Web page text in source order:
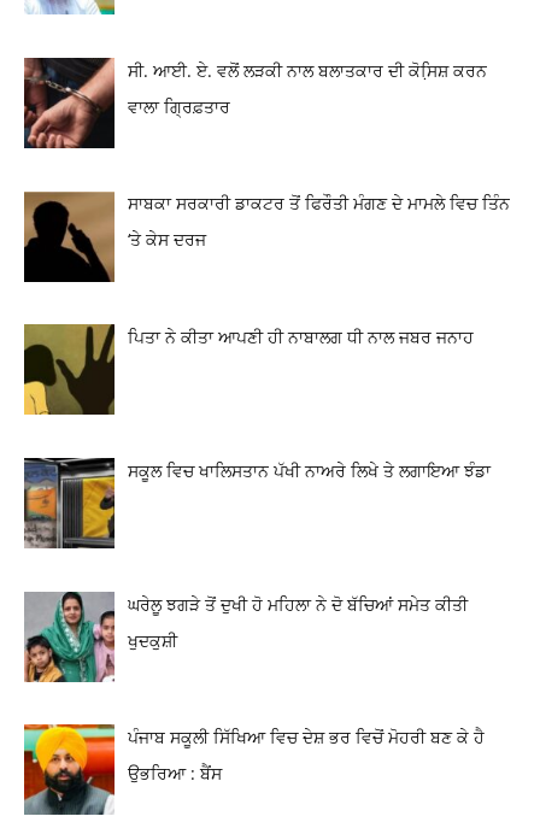
ਸੀ. ਆਈ. ਏ. ਵਲੋਂ ਲੜਕੀ ਨਾਲ ਬਲਾਤਕਾਰ ਦੀ ਕੋਸਿ਼ਸ਼ ਕਰਨ
ਵਾਲਾ ਗ੍ਰਿਫ਼ਤਾਰ
ਸਾਬਕਾ ਸਰਕਾਰੀ ਡਾਕਟਰ ਤੋਂ ਫਿਰੌਤੀ ਮੰਗਣ ਦੇ ਮਾਮਲੇ ਵਿਚ ਤਿੰਨ
‘ਤੇ ਕੇਸ ਦਰਜ
ਪਿਤਾ ਨੇ ਕੀਤਾ ਆਪਣੀ ਹੀ ਨਾਬਾਲਗ ਧੀ ਨਾਲ ਜਬਰ ਜਨਾਹ
ਸਕੂਲ ਵਿਚ ਖਾਲਿਸਤਾਨ ਪੱਖੀ ਨਾਅਰੇ ਲਿਖੇ ਤੇ ਲਗਾਇਆ ਝੰਡਾ
ਘਰੇਲੂ ਝਗੜੇ ਤੋਂ ਦੁਖੀ ਹੋ ਮਹਿਲਾ ਨੇ ਦੋ ਬੱਚਿਆਂ ਸਮੇਤ ਕੀਤੀ
ਖੁਦਕੁਸ਼ੀ
ਪੰਜਾਬ ਸਕੂਲੀ ਸਿੱਖਿਆ ਵਿਚ ਦੇਸ਼ ਭਰ ਵਿਚੋਂ ਮੋਹਰੀ ਬਣ ਕੇ ਹੈ
ਉਭਰਿਆ : ਬੈਂਸ